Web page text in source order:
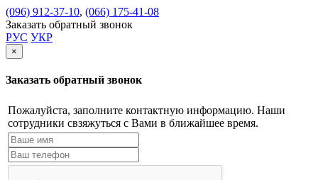
(096) 912-37-10, (066) 175-41-08
Заказать обратный звонок
РУС УКР
×
Заказать обратный звонок
Пожалуйста, заполните контактную информацию. Наши
сотрудники свзяжуться с Вами в ближайшее время.